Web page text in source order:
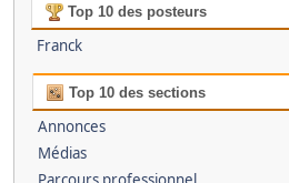
Top 10 des posteurs
Franck
Top 10 des sections
Annonces
Médias